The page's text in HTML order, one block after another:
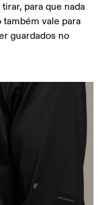
para que nada
vale para
guardados no